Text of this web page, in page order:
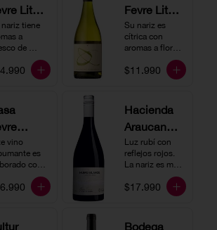
Little
Noir
tiene
a
de
En
tiene una
vino muy
Ideal
beberlo
frío como
de
Fevre Little
Quino
Sauvignon
Su nariz es
cítrica con
aromas a flores
blancas y lima.
En boca tiene
vertical y de
persistencia
media. Ideal
para acompañar
con ostras.
$11.990
vino
es
con
y se
a partir
y
Hacienda
Araucano-
Lurton
Humo
Gran
Luz rubí con
reflejos rojos.
La nariz es muy
expresiva con
notas de fresa y
rico y redondo
$17.990
Bodega